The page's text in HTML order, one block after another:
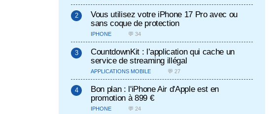
Vous utilisez votre iPhone 17 Pro avec ou
sans coque de protection
IPHONE 💬 34
CountdownKit : l’application qui cache un
service de streaming illégal
APPLICATIONS MOBILE 💬 27
Bon plan : l'iPhone Air d'Apple est en
promotion à 899 €
IPHONE 💬 24